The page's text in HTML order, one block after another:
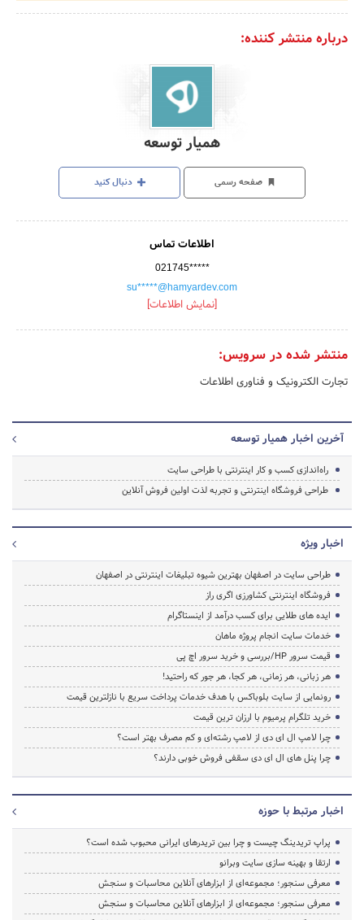
درباره منتشر کننده:
همیار توسعه
صفحه رسمی دنبال کنید
اطلاعات تماس
021745*****
su*****@hamyardev.com
[نمایش اطلاعات]
منتشر شده در سرویس:
تجارت الکترونیک و فناوری اطلاعات
آخرین اخبار همیار توسعه
راه‌اندازی کسب‌ و کار اینترنتی با طراحی سایت
طراحی فروشگاه اینترنتی و تجربه لذت اولین فروش آنلاین
اخبار ویژه
طراحی سایت در اصفهان بهترین شیوه تبلیغات اینترنتی در اصفهان
فروشگاه اینترنتی کشاورزی اگری راز
ایده های طلایی برای کسب درآمد از اینستاگرام
خدمات سایت انجام پروژه ماهان
قیمت سرور HP/بررسی و خرید سرور اچ پی
هر زبانی، هر زمانی، هر کجا، هر جور که راحتید!
رونمایی از سایت بلوباکس با هدف خدمات پرداخت سریع با نازلترین قیمت
خرید تلگرام پرمیوم با ارزان ترین قیمت
چرا لامپ ال ای دی از لامپ رشته‌ای و کم مصرف بهتر است؟
چرا پنل های ال ای دی سقفی فروش خوبی دارند؟
اخبار مرتبط با حوزه
پراپ تریدینگ چیست و چرا بین تریدرهای ایرانی محبوب شده است؟
ارتقا و بهینه سازی سایت وبرانو
معرفی سنجور؛ مجموعه‌ای از ابزارهای آنلاین محاسبات و سنجش
معرفی سنجور؛ مجموعه‌ای از ابزارهای آنلاین محاسبات و سنجش